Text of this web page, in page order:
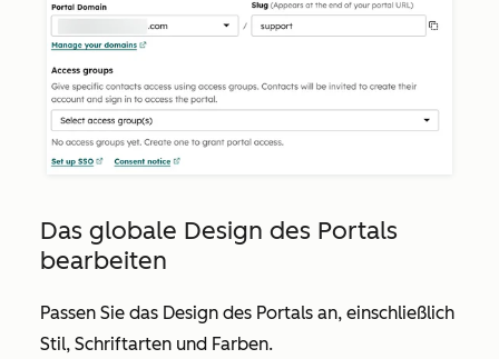
Das globale Design des Portals
bearbeiten
Passen Sie das Design des Portals an, einschließlich
Stil, Schriftarten und Farben.